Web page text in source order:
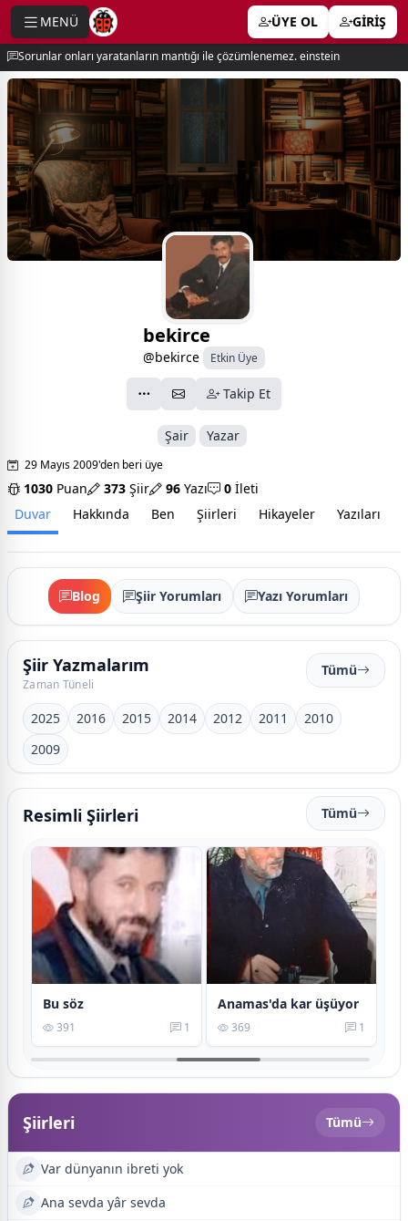
MENÜ ÜYE OL GİRİŞ
Sorunlar onları yaratanların mantığı ile çözümlenemez. einstein
bekirce
@bekirce Etkin Üye
Takip Et
Şair Yazar
29 Mayıs 2009'den beri üye
1030 Puan 373 Şiir 96 Yazı 0 İleti
Duvar
Hakkında Ben Şiirleri Hikayeler Yazıları
Blog Şiir Yorumları Yazı Yorumları
Şiir Yazmalarım
Zaman Tüneli
Tümü
2025 2016 2015 2014 2012 2011
2010
2009
Resimli Şiirleri Tümü
Bu söz
391 1
Anamas'da kar üşüyor
369 1
Şiirleri Tümü
Var dünyanın ibreti yok
Ana sevda yâr sevda
menu